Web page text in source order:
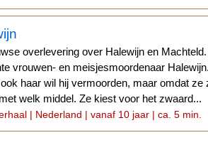
overlevering over Halewijn en
vrouwen- en meisjesmoordenaar
haar wil hij vermoorden, maar omdat ze
welk middel. Ze kiest voor het zwaard...
| Nederland | vanaf 10 jaar | ca. 5 min.